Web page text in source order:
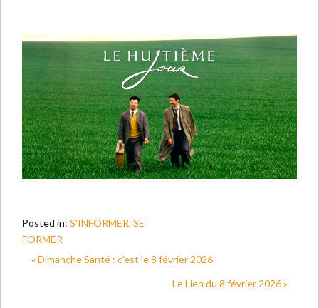
Posted in: S'INFORMER, SE
FORMER
« Dimanche Santé : c’est le 8 février 2026
Le Lien du 8 février 2026 »